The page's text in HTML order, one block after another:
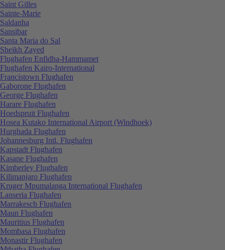
Saint Gilles
Sainte-Marie
Saldanha
Sansibar
Santa Maria do Sal
Sheikh Zayed
Flughafen Enfidha-Hammamet
Flughafen Kairo-International
Francistown Flughafen
Gaborone Flughafen
George Flughafen
Harare Flughafen
Hoedspruit Flughafen
Hosea Kutako International Airport (Windhoek)
Hurghada Flughafen
Johannesburg Intl. Flughafen
Kapstadt Flughafen
Kasane Flughafen
Kimberley Flughafen
Kilimanjaro Flughafen
Kruger Mpumalanga International Flughafen
Lanseria Flughafen
Marrakesch Flughafen
Maun Flughafen
Mauritius Flughafen
Mombasa Flughafen
Monastir Flughafen